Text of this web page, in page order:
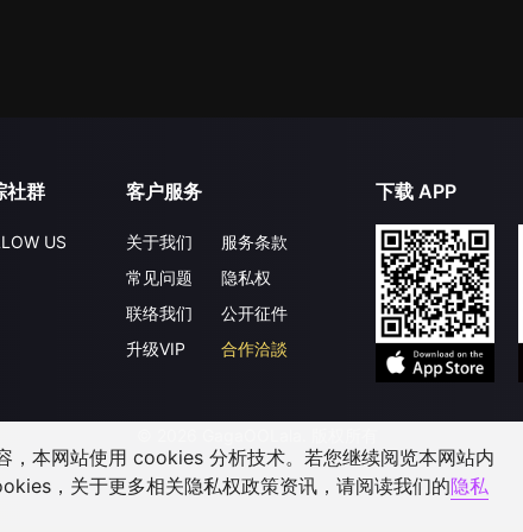
社群
US
客户服务
关于我们
常见问题
联络我们
升级VIP
服务条款
隐私权
公开征件
合作洽談
下载 APP
，本网站使用 cookies 分析技术。若您继续阅览本网站内
，关于更多相关隐私权政策资讯，请阅读我们的隐私